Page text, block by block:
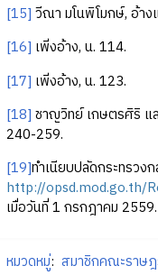
[15] วีณา มโนพิโมกษ์, อ้าง
[16] เพิ่งอ้าง, น. 114.
[17] เพิ่งอ้าง, น. 123.
[18] ชาญวิทย์ เกษตรศิริ แ
240-259.
[19]ทำเนียบปลัดกระทรวงก
http://opsd.mod.go.th/
เมื่อวันที่ 1 กรกฎาคม 2559.
หมวดหมู่: สมาชิกคณะราษ